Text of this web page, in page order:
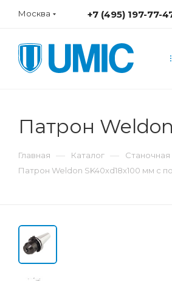
Москва +7 (495) 197-77-
Патрон
Главная — Каталог — Станочная
Патрон Weldon SK40xd18x100 мм с